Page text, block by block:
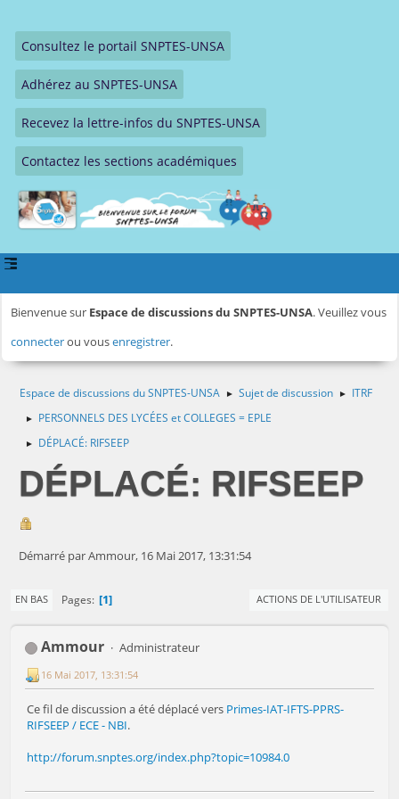
Consultez le portail SNPTES-UNSA
Adhérez au SNPTES-UNSA
Recevez la lettre-infos du SNPTES-UNSA
Contactez les sections académiques
Bienvenue sur Espace de discussions du SNPTES-UNSA. Veuillez vous
connecterou vousenregistrer.
Espace de discussions du SNPTES-UNSA ► Sujet de discussion ► ITRF
► PERSONNELS DES LYCÉES et COLLEGES = EPLE
► DÉPLACÉ: RIFSEEP
DÉPLACÉ: RIFSEEP
Démarré par Ammour, 16 Mai 2017, 13:31:54
EN BAS Pages 1 ACTIONS DE L'UTILISATEUR
Ammour Administrateur
16 Mai 2017, 13:31:54
Ce fil de discussion a été déplacé vers Primes-IAT-IFTS-PPRS-
RIFSEEP / ECE - NBI.
http://forum.snptes.org/index.php?topic=10984.0